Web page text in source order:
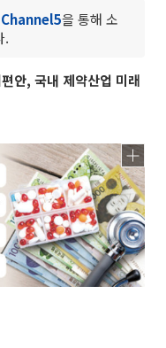
Channel5을 통해 소
.
안, 국내 제약산업 미래